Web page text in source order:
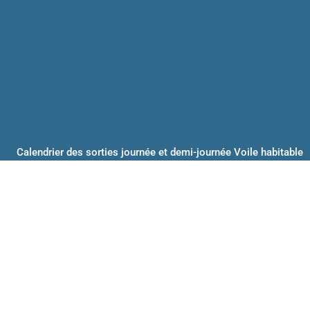
Calendrier des sorties journée et demi-journée Voile habitable